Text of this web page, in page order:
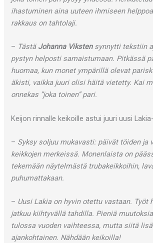
ihastuminen aina uuteen ihmiseen
rakkaus on tahtolaji.
– Tästä Johanna Vikstensynnytti tekstiin
pystyn helposti samaistumaan. Pitkässä
huomaa, kun monet ympärillä olevat
äkisti, vaikka juuri olisi häitä vietetty. Kai
onnekas ”joka toinen” pari.
Keijon rinnalle keikoille astui juuri uusi
– Syksy soljuu mukavasti: päivät töiden ja
keikkojen merkeissä. Monenlaista on
tekemään näytelmästä trubakeikkoihin,
puhumattakaan.
– Uusi Lakia on hyvin otettu vastaan. Työt
jatkuu kiihtyvällä tahdilla. Pieniä
tulossa vuoden vaihteessa, mutta siitä
ajankohtainen. Nähdään keikoilla!